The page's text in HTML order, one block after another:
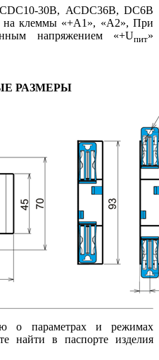
30B, АСDC36B, DC6В
на клеммы «+А1», «А2», При
напряжением «+Uпит»
РАЗМЕРЫ
о параметрах и режимах
найти в паспорте изделия